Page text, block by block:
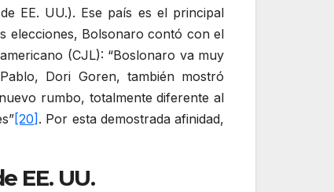
EE. UU.). Ese país es el principal
elecciones, Bolsonaro contó con el
(CJL): “Boslonaro va muy
Dori Goren, también mostró
rumbo, totalmente diferente al
[20] . Por esta demostrada afinidad,
de EE. UU.